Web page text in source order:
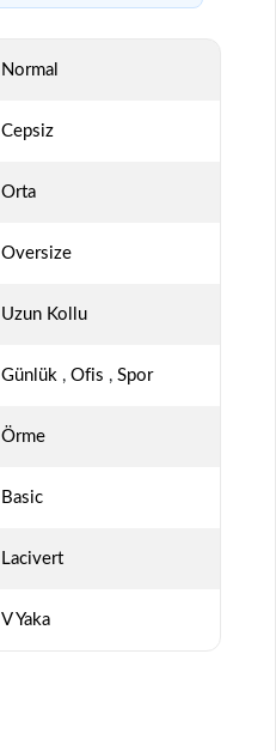
Normal
Cepsiz
Orta
Oversize
Uzun Kollu
Günlük , Ofis , Spor
Örme
Basic
Lacivert
V Yaka